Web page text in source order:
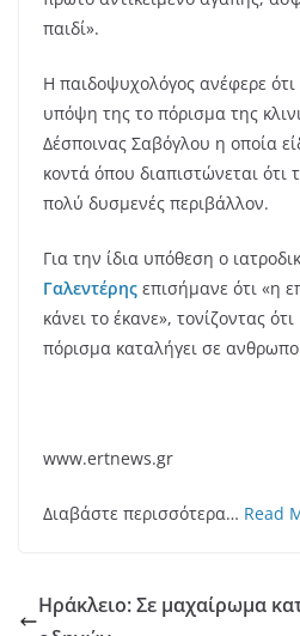
παιδί».
H παιδοψυχολόγος ανέφερε
υπόψη της το πόρισμα της
Δέσποινας Σαβόγλου η οποία
κοντά όπου διαπιστώνεται ότι
πολύ δυσμενές περιβάλλον.
Για την ίδια υπόθεση ο
Γαλεντέρης επισήμανε ότι «η
κάνει το έκανε», τονίζοντας
πόρισμα καταλήγει σε
www.ertnews.gr
Διαβάστε περισσότερα… Read
Ηράκλειο: Σε μαχαίρωμα